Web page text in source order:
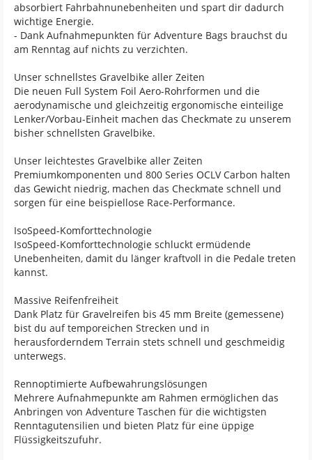
absorbiert Fahrbahnunebenheiten und spart dir dadurch
wichtige Energie.
- Dank Aufnahmepunkten für Adventure Bags brauchst du
am Renntag auf nichts zu verzichten.
Unser schnellstes Gravelbike aller Zeiten
Die neuen Full System Foil Aero-Rohrformen und die
aerodynamische und gleichzeitig ergonomische einteilige
Lenker/Vorbau-Einheit machen das Checkmate zu unserem
bisher schnellsten Gravelbike.
Unser leichtestes Gravelbike aller Zeiten
Premiumkomponenten und 800 Series OCLV Carbon halten
das Gewicht niedrig, machen das Checkmate schnell und
sorgen für eine beispiellose Race-Performance.
IsoSpeed-Komforttechnologie
IsoSpeed-Komforttechnologie schluckt ermüdende
Unebenheiten, damit du länger kraftvoll in die Pedale treten
kannst.
Massive Reifenfreiheit
Dank Platz für Gravelreifen bis 45 mm Breite (gemessene)
bist du auf temporeichen Strecken und in
herausforderndem Terrain stets schnell und geschmeidig
unterwegs.
Rennoptimierte Aufbewahrungslösungen
Mehrere Aufnahmepunkte am Rahmen ermöglichen das
Anbringen von Adventure Taschen für die wichtigsten
Renntagutensilien und bieten Platz für eine üppige
Flüssigkeitszufuhr.